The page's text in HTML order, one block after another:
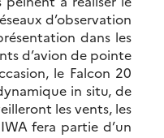
d’observation
dans les
d’avion de pointe
le Falcon 20
in situ, de
les vents, les
fera partie d’un